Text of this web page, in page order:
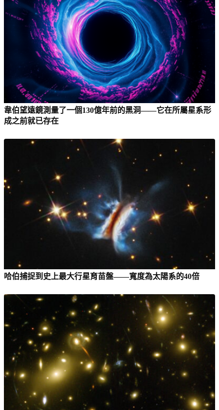
韋伯望遠鏡測量了一個130億年前的黑洞——它在所屬星系形
成之前就已存在
哈伯捕捉到史上最大行星育苗盤——寬度為太陽系的40倍